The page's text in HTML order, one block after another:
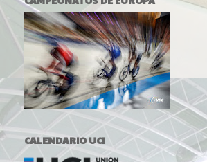
CALENDARIO UCI